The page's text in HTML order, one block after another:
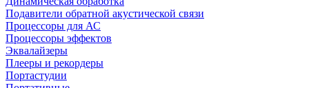
Подавители обратной акустической связи
Процессоры для АС
Процессоры эффектов
Эквалайзеры
Плееры и рекордеры
Портастудии